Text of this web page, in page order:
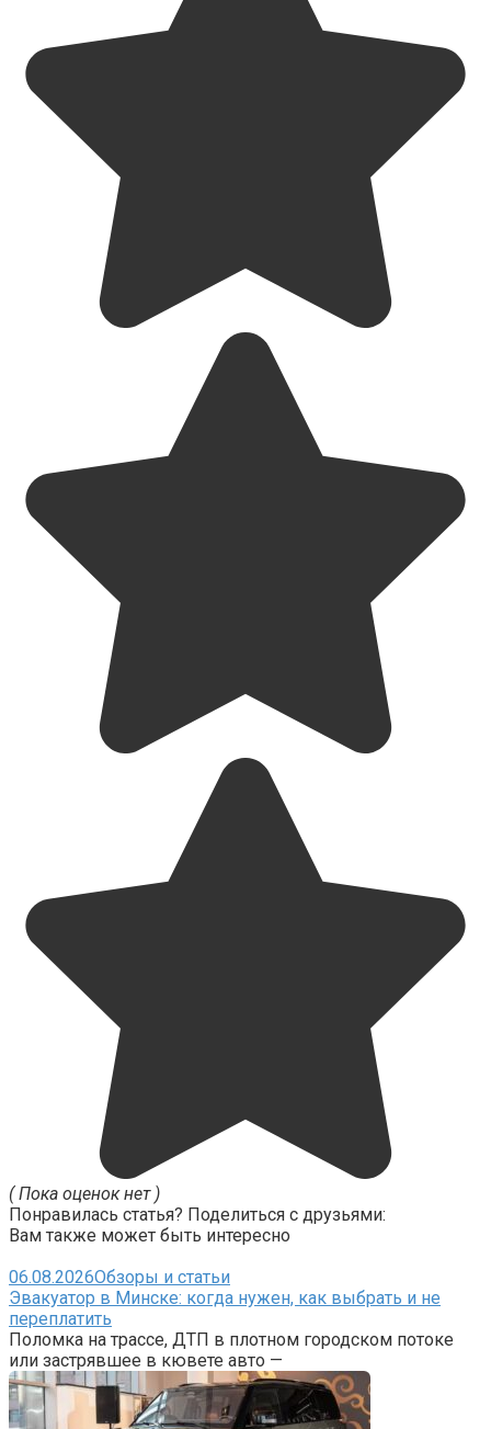
( Пока оценок нет )
Понравилась статья? Поделиться с друзьями:
Вам также может быть интересно
06.08.2026Обзоры и статьи
Эвакуатор в Минске: когда нужен, как выбрать и не
переплатить
Поломка на трассе, ДТП в плотном городском потоке
или застрявшее в кювете авто —